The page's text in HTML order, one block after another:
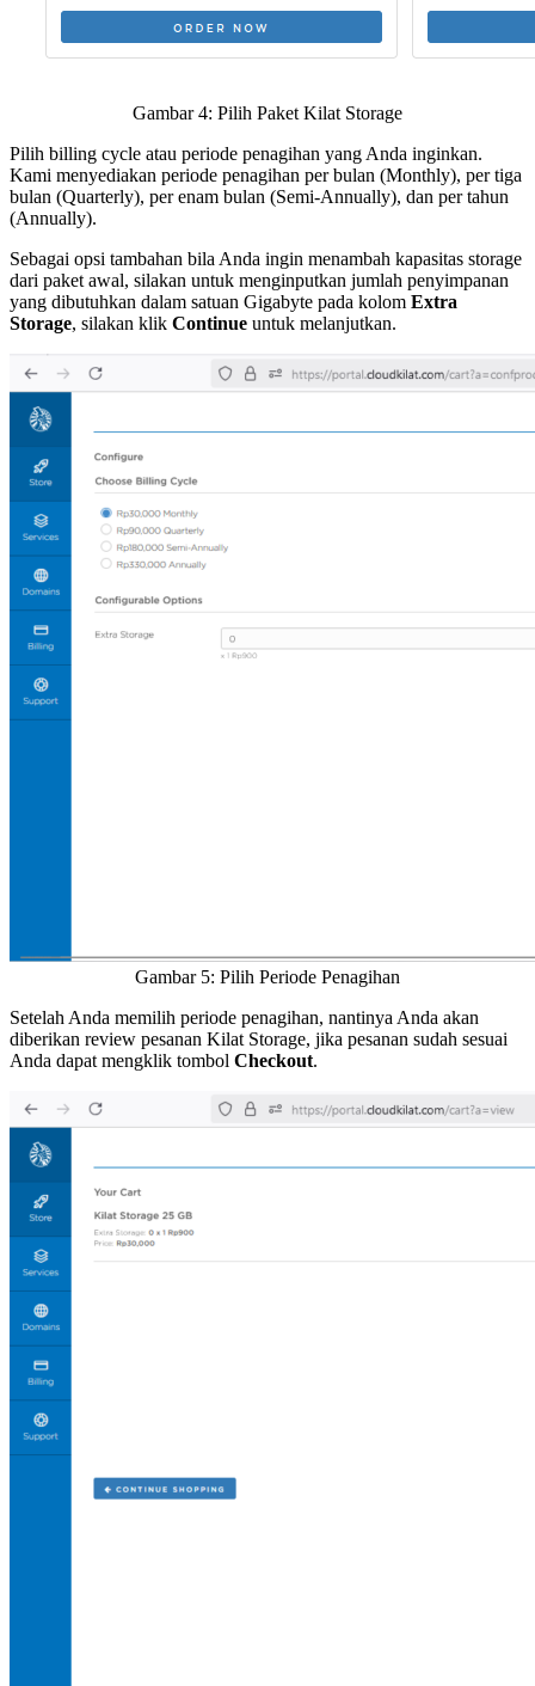
Gambar 4: Pilih Paket Kilat Storage
Pilih billing cycle atau periode penagihan yang Anda inginkan.
Kami menyediakan periode penagihan per bulan (Monthly), per tiga
bulan (Quarterly), per enam bulan (Semi-Annually), dan per tahun
(Annually).
Sebagai opsi tambahan bila Anda ingin menambah kapasitas storage
dari paket awal, silakan untuk menginputkan jumlah penyimpanan
yang dibutuhkan dalam satuan Gigabyte pada kolom Extra
Storage, silakan klik Continue untuk melanjutkan.
Gambar 5: Pilih Periode Penagihan
Setelah Anda memilih periode penagihan, nantinya Anda akan
diberikan review pesanan Kilat Storage, jika pesanan sudah sesuai
Anda dapat mengklik tombol Checkout.